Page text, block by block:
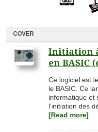
COVER
Initiation
en BASIC
Ce logiciel est
le BASIC. Ce
informatique et
l’initiation des
[Read more]